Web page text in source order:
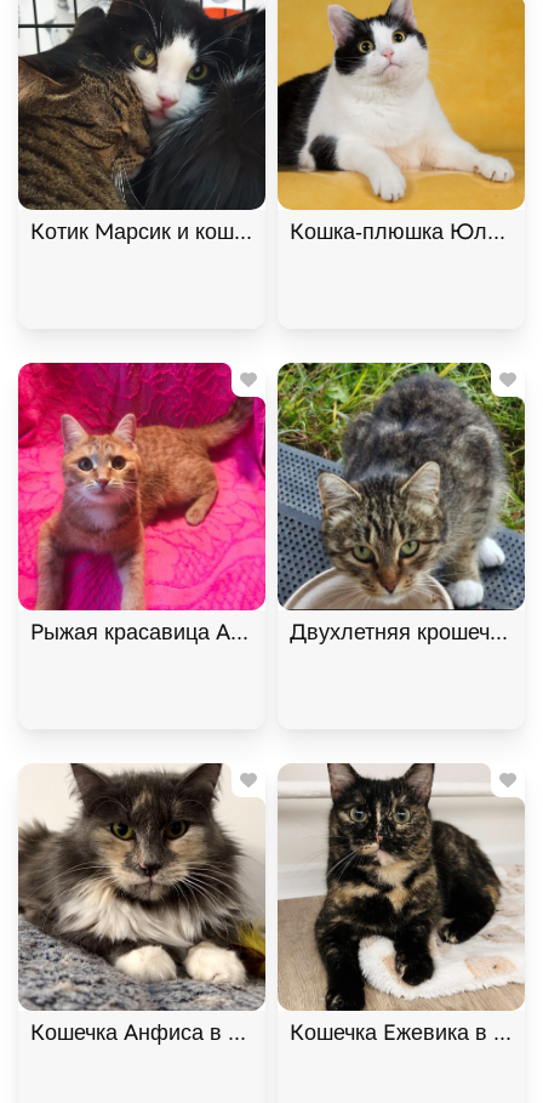
Котик Марсик и кошечка Фенечка - один дом на
Кошка-плюшка Юла в
Рыжая красавица Афина хочет домой! В дар!,
Двухлетняя крошечная
Кошечка Анфиса в добрые руки, Трёхцветный,
Кошечка Ежевика в